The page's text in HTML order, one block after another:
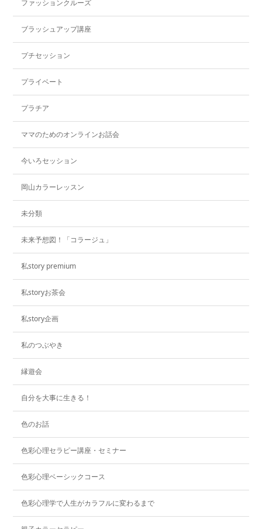
ファッションクルーズ
ブラッシュアップ講座
プチセッション
プライベート
プラチア
ママのためのオンラインお話会
今いろセッション
岡山カラーレッスン
未分類
未来予想図！「コラージュ」
私story premium
私storyお茶会
私story企画
私のつぶやき
縁遊会
自分を大事に生きる！
色のお話
色彩心理セラピー講座・セミナー
色彩心理ベーシックコース
色彩心理学で人生がカラフルに変わるまで